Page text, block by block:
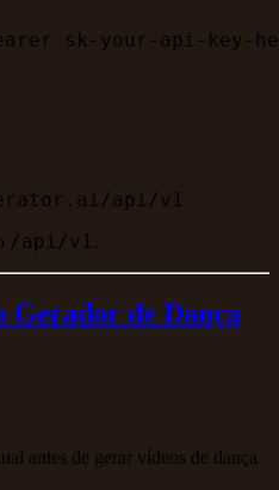
sk-your-api-key-
api/v1
/api/v1.
Gerador de Dança
antes de gerar vídeos de dança